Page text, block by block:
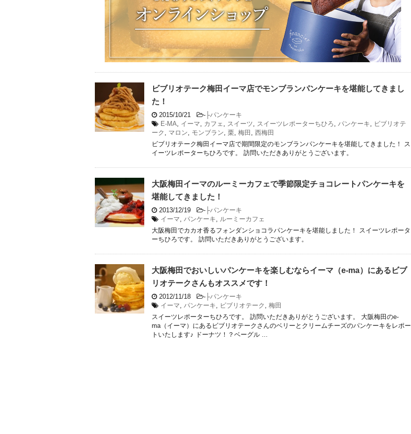
ビブリオテーク梅田イーマ店でモンブランパンケーキを堪能してきまし
た！
2015/10/21 - ├パンケーキ
E-MA
イーマ カフェ スイーツ スイーツレポーターちひろ パンケーキ
ビブリオテ
ーク
マロン モンブラン 栗 梅田
西梅田
ビブリオテーク梅田イーマ店で期間限定のモンブランパンケーキを堪能してきました！ ス
イーツレポーターちひろです。 訪問いただきありがとうございます。
大阪梅田イーマのルーミーカフェで季節限定チョコレートパンケーキを
堪能してきました！
2013/12/19 - ├パンケーキ
イーマ
パンケーキ
ルーミーカフェ
大阪梅田でカカオ香るフォンダンショコラパンケーキを堪能しました！ スイーツレポータ
ーちひろです。 訪問いただきありがとうございます。
大阪梅田でおいしいパンケーキを楽しむならイーマ（e-ma）にあるビブ
リオテークさんもオススメです！
2012/11/18 - ├パンケーキ
イーマ
パンケーキ ビブリオテーク
梅田
スイーツレポーターちひろです。 訪問いただきありがとうございます。 大阪梅田のe-
ma（イーマ）にあるビブリオテークさんのベリーとクリームチーズのパンケーキをレポー
トいたします♪ ドーナツ！？ベーグル ...